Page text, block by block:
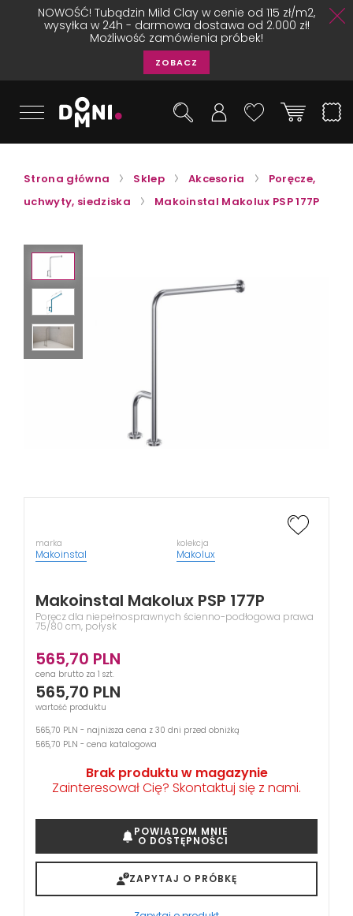
NOWOŚĆ! Tubądzin Mild Clay w cenie od 115 zł/m2,
wysyłka w 24h - darmowa dostawa od 2.000 zł!
Możliwość zamówienia próbek!
ZOBACZ
Strona główna Sklep Akcesoria
Poręcze,
uchwyty, siedziska
Makoinstal Makolux PSP 177P
marka
Makoinstal
kolekcja
Makolux
Makoinstal Makolux PSP 177P
Poręcz dla niepełnosprawnych ścienno-podłogowa prawa
75/80 cm, połysk
565,70 PLN
cena brutto za 1 szt.
565,70 PLN
wartość produktu
565,70 PLN - najniższa cena z 30 dni przed obniżką
565,70 PLN - cena katalogowa
Brak produktu w magazynie
Zainteresował Cię? Skontaktuj się z nami.
POWIADOM MNIE
O DOSTĘPNOŚCI
ZAPYTAJ O PRÓBKĘ